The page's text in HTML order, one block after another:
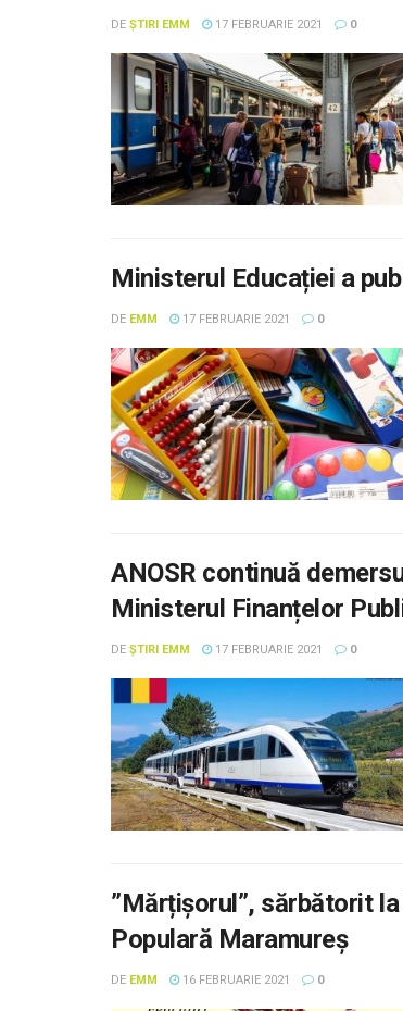
DE ȘTIRI EMM 17 FEBRUARIE 2021 0
Ministerul Educației a
DE EMM 17 FEBRUARIE 2021 0
ANOSR continuă
Ministerul Finanțelor
DE ȘTIRI EMM 17 FEBRUARIE 2021 0
”Mărțișorul”, sărbătorit
Populară Maramureș
DE EMM 16 FEBRUARIE 2021 0